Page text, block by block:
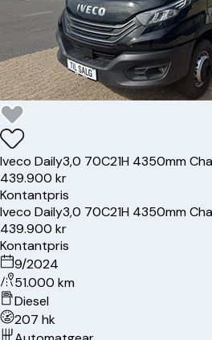
Iveco Daily3,0 70C21H 4350mm
439.900 kr
Kontantpris
Iveco Daily3,0 70C21H 4350mm
439.900 kr
Kontantpris
9/2024
51.000 km
Diesel
207 hk